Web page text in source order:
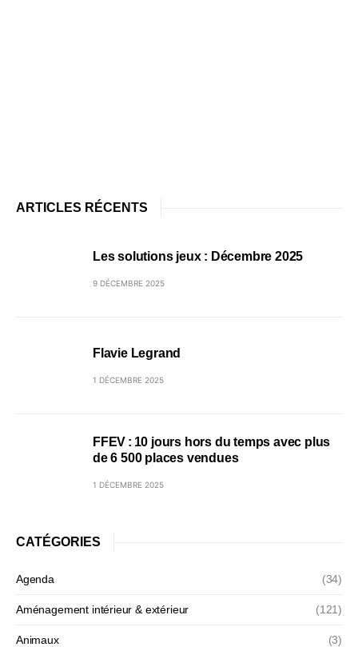
ARTICLES RÉCENTS
Les solutions jeux : Décembre 2025
9 DÉCEMBRE 2025
Flavie Legrand
1 DÉCEMBRE 2025
FFEV : 10 jours hors du temps avec plus
de 6 500 places vendues
1 DÉCEMBRE 2025
CATÉGORIES
Agenda (34)
Aménagement intérieur & extérieur (121)
Animaux (3)